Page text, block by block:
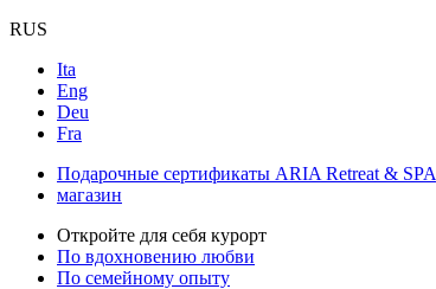
RUS
Ita
Eng
Deu
Fra
Подарочные сертификаты ARIA Retreat & SPA
магазин
Откройте для себя курорт
По вдохновению любви
По семейному опыту